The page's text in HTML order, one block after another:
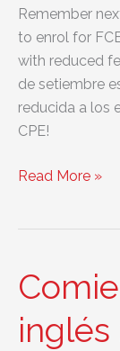
Remember
to enrol for
with reduced
de setiembre
reducida a los
CPE!
Inscripciones
FCE,
FCE
for
Read More »
inglés